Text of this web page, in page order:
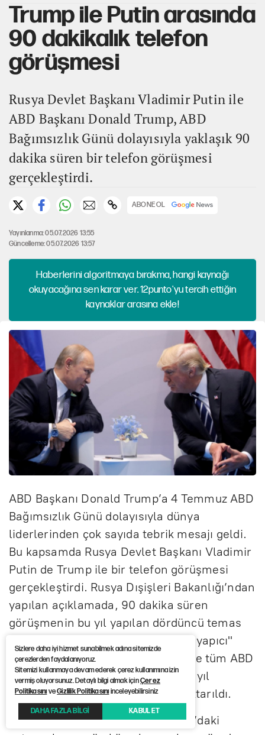
Trump ile Putin arasında
90 dakikalık telefon
görüşmesi
Rusya Devlet Başkanı Vladimir Putin ile
ABD Başkanı Donald Trump, ABD
Bağımsızlık Günü dolayısıyla yaklaşık 90
dakika süren bir telefon görüşmesi
gerçekleştirdi.
ABONE OL
Yayınlanma: 05.07.2026 13:55
Güncelleme: 05.07.2026 13:57
Haberlerini algoritmaya bırakma, hangi kaynağı
okuyacağına sen karar ver. 12punto'yu tercih ettiğin
kaynaklar arasına ekle!
ABD Başkanı Donald Trump’a 4 Temmuz ABD
Bağımsızlık Günü dolayısıyla dünya
liderlerinden çok sayıda tebrik mesajı geldi.
Bu kapsamda Rusya Devlet Başkanı Vladimir
Putin de Trump ile bir telefon görüşmesi
gerçekleştirdi. Rusya Dışişleri Bakanlığı’ndan
yapılan açıklamada, 90 dakika süren
görüşmenin bu yıl yapılan dördüncü temas
olduğu ve "iş odaklı ve son derece yapıcı"
geçtiği belirtildi. Putin’in Trump’ı ve tüm ABD
halkını Bağımsızlık Günü’nün 250. yıl
dönümü dolayısıyla tebrik ettiği aktarıldı.
Açıklamaya göre; Trump, Ukrayna’daki
Sizlere daha iyi hizmet sunabilmek adına sitemizde
çerezlerden faydalanıyoruz.
Sitemizi kullanmaya devam ederek çerez kullanımına izin
vermiş oluyorsunuz. Detaylı bilgi almak içinÇerez
PolitikasınıveGizlilik Politikasınıinceleyebilirsiniz
DAHA FAZLA BİLGİ KABUL ET